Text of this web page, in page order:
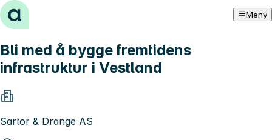
Hopp til innhold Meny
Bli med å bygge fremtidens
infrastruktur i Vestland
Sartor & Drange AS